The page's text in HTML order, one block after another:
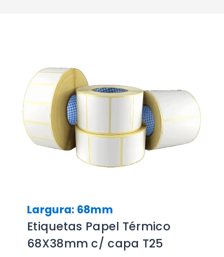
Largura: 68mm
Etiquetas Papel Térmico
68X38mm c/ capa T25